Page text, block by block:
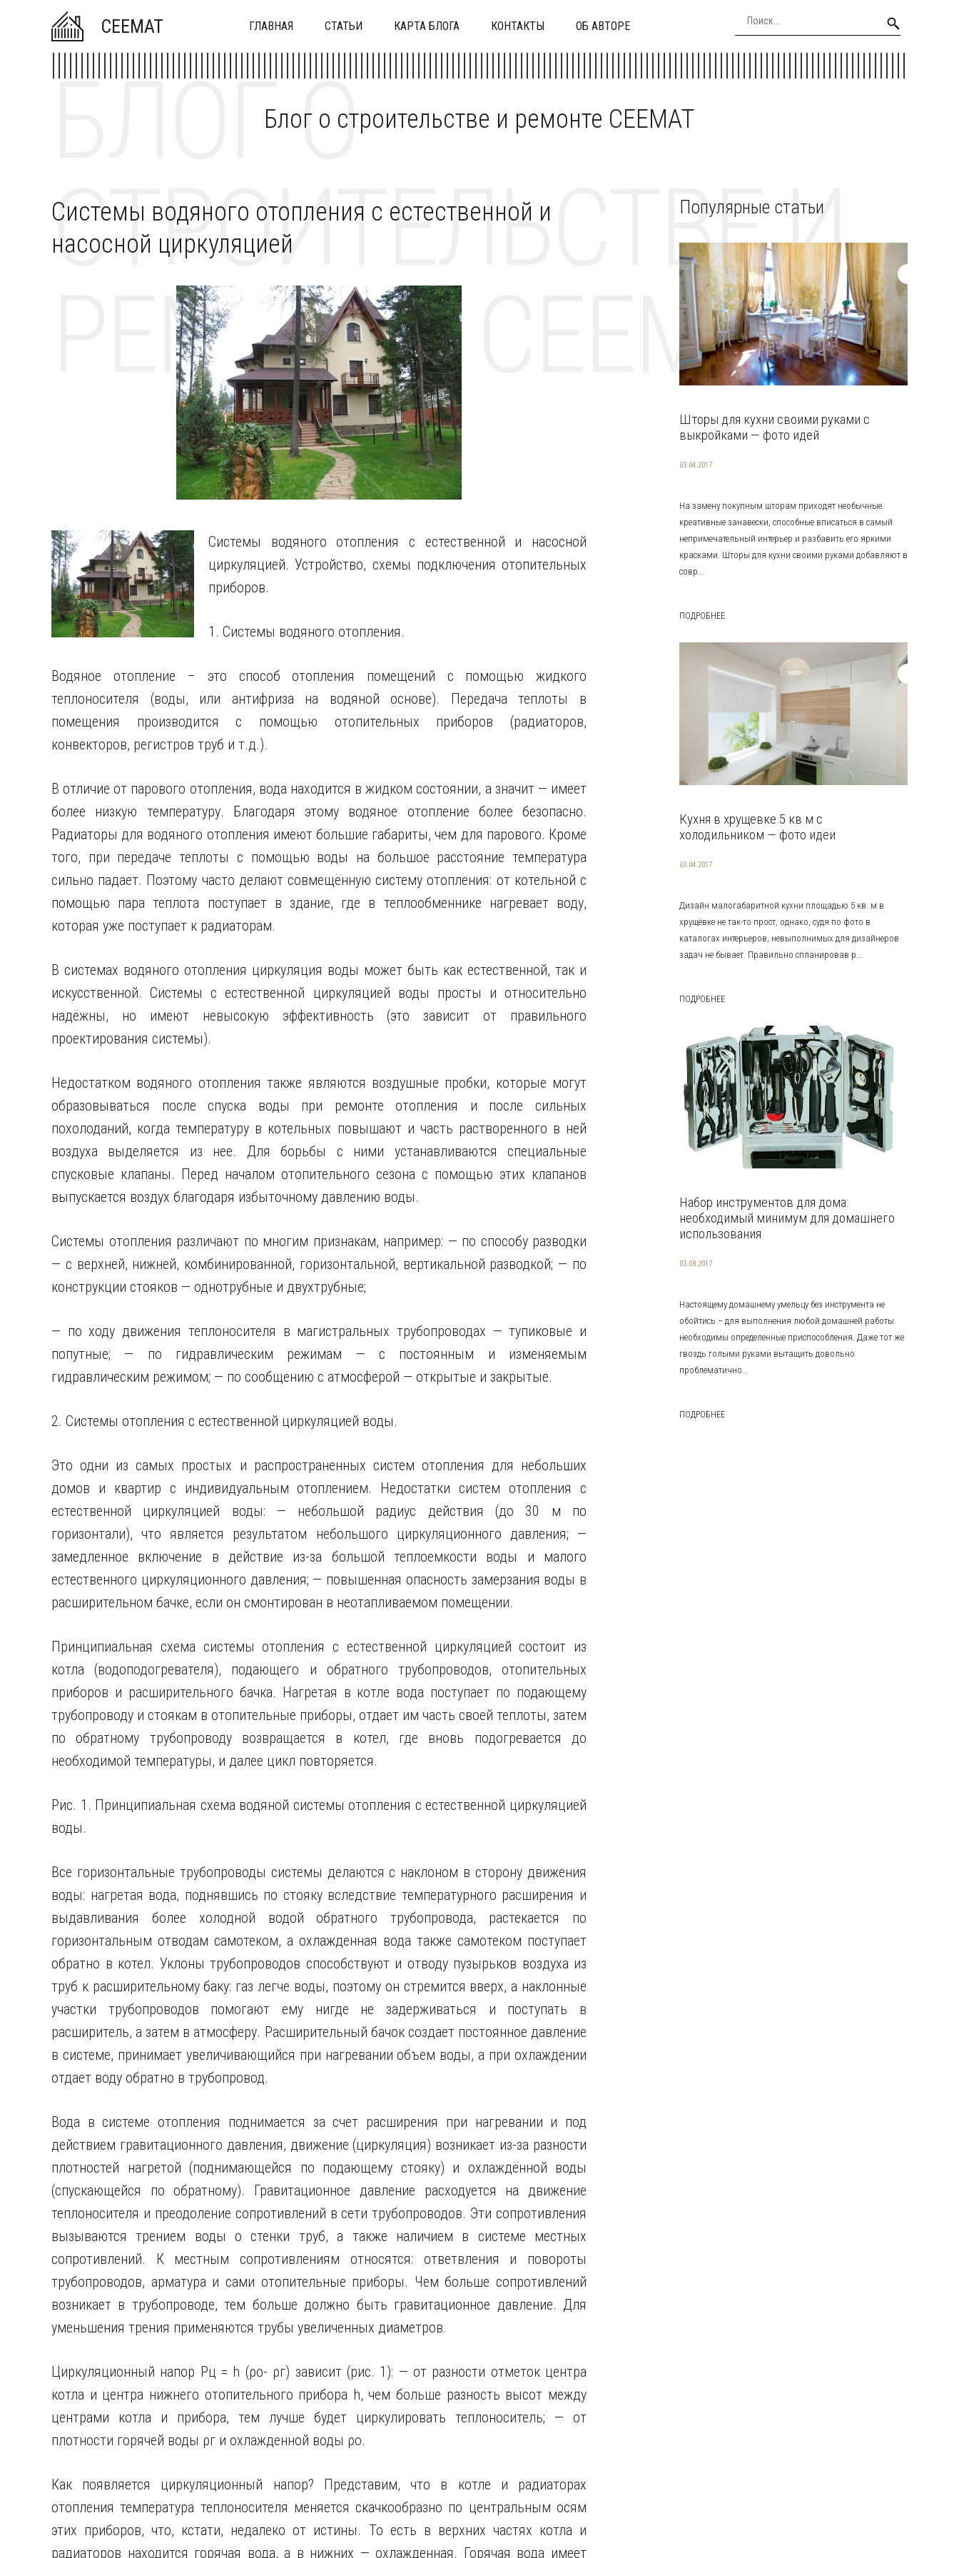
CEEMAT ГЛАВНАЯ СТАТЬИ КАРТА БЛОГА КОНТАКТЫ ОБ АВТОРЕ
Блог о строительстве и ремонте CEEMAT
БЛОГ О
СТРОИТЕЛЬСТВЕ И
РЕМОНТЕ CEEMAT
Системы водяного отопления с естественной и
насосной циркуляцией
Системы водяного отопления с естественной и насосной
циркуляцией. Устройство, схемы подключения отопительных
приборов.
1. Системы водяного отопления.
Водяное отопление – это способ отопления помещений с помощью жидкого
теплоносителя (воды, или антифриза на водяной основе). Передача теплоты в
помещения производится с помощью отопительных приборов (радиаторов,
конвекторов, регистров труб и т.д.).
В отличие от парового отопления, вода находится в жидком состоянии, а значит — имеет
более низкую температуру. Благодаря этому водяное отопление более безопасно.
Радиаторы для водяного отопления имеют большие габариты, чем для парового. Кроме
того, при передаче теплоты с помощью воды на большое расстояние температура
сильно падает. Поэтому часто делают совмещённую систему отопления: от котельной с
помощью пара теплота поступает в здание, где в теплообменнике нагревает воду,
которая уже поступает к радиаторам.
В системах водяного отопления циркуляция воды может быть как естественной, так и
искусственной. Системы с естественной циркуляцией воды просты и относительно
надёжны, но имеют невысокую эффективность (это зависит от правильного
проектирования системы).
Недостатком водяного отопления также являются воздушные пробки, которые могут
образовываться после спуска воды при ремонте отопления и после сильных
похолоданий, когда температуру в котельных повышают и часть растворенного в ней
воздуха выделяется из нее. Для борьбы с ними устанавливаются специальные
спусковые клапаны. Перед началом отопительного сезона с помощью этих клапанов
выпускается воздух благодаря избыточному давлению воды.
Системы отопления различают по многим признакам, например: — по способу разводки
— с верхней, нижней, комбинированной, горизонтальной, вертикальной разводкой; — по
конструкции стояков — однотрубные и двухтрубные;
— по ходу движения теплоносителя в магистральных трубопроводах — тупиковые и
попутные; — по гидравлическим режимам — с постоянным и изменяемым
гидравлическим режимом; — по сообщению с атмосферой — открытые и закрытые.
2. Системы отопления с естественной циркуляцией воды.
Это одни из самых простых и распространенных систем отопления для небольших
домов и квартир с индивидуальным отоплением. Недостатки систем отопления с
естественной циркуляцией воды: — небольшой радиус действия (до 30 м по
горизонтали), что является результатом небольшого циркуляционного давления; —
замедленное включение в действие из-за большой теплоемкости воды и малого
естественного циркуляционного давления; — повышенная опасность замерзания воды в
расширительном бачке, если он смонтирован в неотапливаемом помещении.
Принципиальная схема системы отопления с естественной циркуляцией состоит из
котла (водоподогревателя), подающего и обратного трубопроводов, отопительных
приборов и расширительного бачка. Нагретая в котле вода поступает по подающему
трубопроводу и стоякам в отопительные приборы, отдает им часть своей теплоты, затем
по обратному трубопроводу возвращается в котел, где вновь подогревается до
необходимой температуры, и далее цикл повторяется.
Рис. 1. Принципиальная схема водяной системы отопления с естественной циркуляцией
воды.
Все горизонтальные трубопроводы системы делаются с наклоном в сторону движения
воды: нагретая вода, поднявшись по стояку вследствие температурного расширения и
выдавливания более холодной водой обратного трубопровода, растекается по
горизонтальным отводам самотеком, а охлажденная вода также самотеком поступает
обратно в котел. Уклоны трубопроводов способствуют и отводу пузырьков воздуха из
труб к расширительному баку: газ легче воды, поэтому он стремится вверх, а наклонные
участки трубопроводов помогают ему нигде не задерживаться и поступать в
расширитель, а затем в атмосферу. Расширительный бачок создает постоянное давление
в системе, принимает увеличивающийся при нагревании объем воды, а при охлаждении
отдает воду обратно в трубопровод.
Вода в системе отопления поднимается за счет расширения при нагревании и под
действием гравитационного давления, движение (циркуляция) возникает из-за разности
плотностей нагретой (поднимающейся по подающему стояку) и охлаждённой воды
(спускающейся по обратному). Гравитационное давление расходуется на движение
теплоносителя и преодоление сопротивлений в сети трубопроводов. Эти сопротивления
вызываются трением воды о стенки труб, а также наличием в системе местных
сопротивлений. К местным сопротивлениям относятся: ответвления и повороты
трубопроводов, арматура и сами отопительные приборы. Чем больше сопротивлений
возникает в трубопроводе, тем больше должно быть гравитационное давление. Для
уменьшения трения применяются трубы увеличенных диаметров.
Циркуляционный напор Pц = h (ρо- ρг) зависит (рис. 1): — от разности отметок центра
котла и центра нижнего отопительного прибора h, чем больше разность высот между
центрами котла и прибора, тем лучше будет циркулировать теплоноситель; — от
плотности горячей воды ρг и охлажденной воды ρо.
Как появляется циркуляционный напор? Представим, что в котле и радиаторах
отопления температура теплоносителя меняется скачкообразно по центральным осям
этих приборов, что, кстати, недалеко от истины. То есть в верхних частях котла и
радиаторов находится горячая вода, а в нижних — охлажденная. Горячая вода имеет
Популярные статьи
Шторы для кухни своими руками с
выкройками — фото идей
03.04.2017
На замену покупным шторам приходят необычные
креативные занавески, способные вписаться в самый
непримечательный интерьер и разбавить его яркими
красками. Шторы для кухни своими руками добавляют в
совр...
ПОДРОБНЕЕ
Кухня в хрущевке 5 кв м с
холодильником — фото идеи
03.04.2017
Дизайн малогабаритной кухни площадью 5 кв. м в
хрущёвке не так-то прост, однако, судя по фото в
каталогах интерьеров, невыполнимых для дизайнеров
задач не бывает. Правильно спланировав р...
ПОДРОБНЕЕ
Набор инструментов для дома:
необходимый минимум для домашнего
использования
03.08.2017
Настоящему домашнему умельцу без инструмента не
обойтись – для выполнения любой домашней работы
необходимы определенные приспособления. Даже тот же
гвоздь голыми руками вытащить довольно
проблематично...
ПОДРОБНЕЕ